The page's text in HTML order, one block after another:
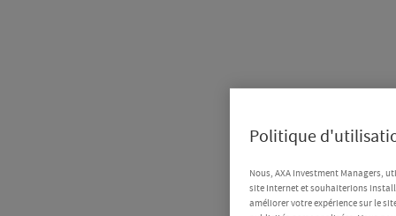
Politique
Nous, AXA Investment Managers,
site Internet et souhaiterions
améliorer votre expérience sur le